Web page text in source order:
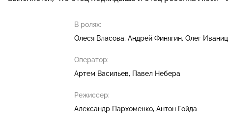
В ролях:
Олеся Власова Андрей Финягин Олег
Оператор:
Артем Васильев
Павел Небера
Режиссер:
Александр Пархоменко Антон Гойда